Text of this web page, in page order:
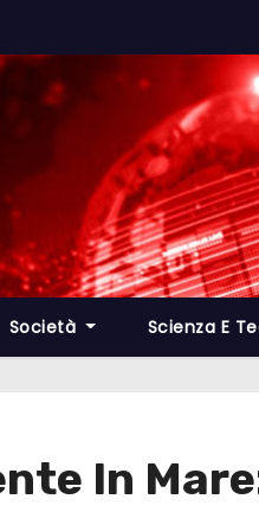
Società Scienza E
In